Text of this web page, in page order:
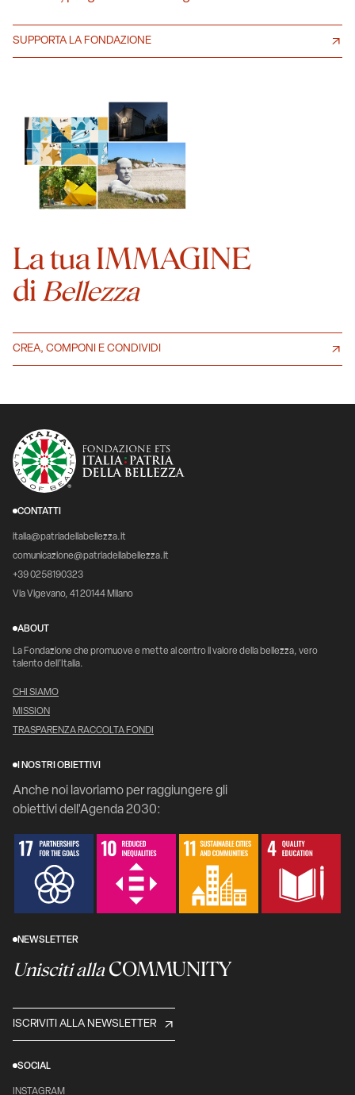
SUPPORTA LA FONDAZIONE
La tua IMMAGINE
di Bellezza
CREA, COMPONI E CONDIVIDI
CONTATTI
italia@patriadellabellezza.it
comunicazione@patriadellabellezza.it
+39 0258190323
Via Vigevano, 41 20144 Milano
ABOUT
La Fondazione che promuove e mette al centro il valore della bellezza, vero
talento dell’Italia.
CHI SIAMO
MISSION
TRASPARENZA RACCOLTA FONDI
I NOSTRI OBIETTIVI
Anche noi lavoriamo per raggiungere gli
obiettivi dell'Agenda 2030:
NEWSLETTER
Unisciti allaCOMMUNITY
ISCRIVITI ALLA NEWSLETTER
SOCIAL
INSTAGRAM